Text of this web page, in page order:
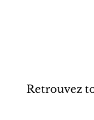
Retrouvez